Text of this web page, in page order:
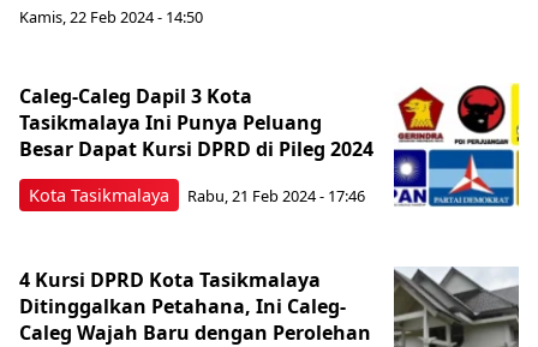
Kamis, 22 Feb 2024 - 14:50
Kota Tasikmalaya
Caleg-Caleg Dapil 3 Kota
Tasikmalaya Ini Punya Peluang
Besar Dapat Kursi DPRD di Pileg 2024
Rabu, 21 Feb 2024 - 17:46
4 Kursi DPRD Kota Tasikmalaya
Ditinggalkan Petahana, Ini Caleg-
Caleg Wajah Baru dengan Perolehan